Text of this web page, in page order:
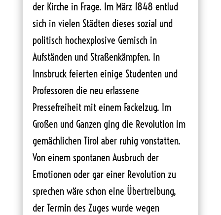
der Kirche in Frage. Im März 1848 entlud
sich in vielen Städten dieses sozial und
politisch hochexplosive Gemisch in
Aufständen und Straßenkämpfen. In
Innsbruck feierten einige Studenten und
Professoren die neu erlassene
Pressefreiheit mit einem Fackelzug. Im
Großen und Ganzen ging die Revolution im
gemächlichen Tirol aber ruhig vonstatten.
Von einem spontanen Ausbruch der
Emotionen oder gar einer Revolution zu
sprechen wäre schon eine Übertreibung,
der Termin des Zuges wurde wegen